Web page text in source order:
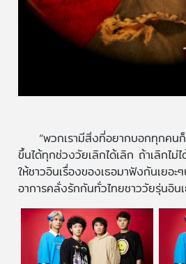
“พวกเรามีสิ่งที่อยากบอกทุกคน
ขึ้นได้ทุกช่วงวัยเลิกได้เลิก ถ้าเลิกไ
ให้ชาวอินเรื่องของเธอมาฟังกันเยอะ
อาการคลั่งรักกันทั่วไทยชาววัยรุ่นอินเ